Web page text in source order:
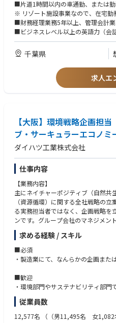
7) その他、CEO・CFOなどマネジ
※近い将来的に、CFOへ昇格可能性
■片道1時間以内の車通勤、または
※ リゾート施設事業なので、在宅勤
■財務経理業務5年以上、管理会計
■ビジネスレベル以上の英語力（会話
■BtC事業(サービス業など)での業務
■プレイングマネジャー経験
■人事・総務・法務領域における相
■コミュニケーション能力が高く、
■エクセルやITに明るく、各種デー
■中小企業又は外資系企業での
る方
■ゴルフ場やホテル等のリゾート施
事務局運営経験
■知名度が上がりつつあるアジア初
ケーションや高級車そのものに関心
【勤務地/通勤について】
■車通勤必須
■クラブ施設近くに転居して車通勤
■住宅補助あり
・月額賃料の 50%（単身は上限 3
が、5 年目以降補助額が低減し、10
▼但し条件あり
・勤務に伴い、転居を行うこと
県在住者もしくは、千葉県外在住者
※引っ越しを伴う場合は、荷造り費
▼下記にお住まいの方については、
千葉県
求人エ
【大阪】環境戦略企画担
ブ・サーキュラーエコノミ
ダイハツ工業株式会社
仕事内容
【業務内容】
主にネイチャーポジティブ（自然共
（資源循環）に関する全社戦略の
る実務担当者ではなく、企画戦略を
ンです。グループ会社のマネジメン
界団体・政府機関との折衝など、幅
ーションを通じて、環境戦略を実現
【入社後のキャリアパス】
きます。その後、徐々に戦略立案や
だきます。将来的には、管理職候
す。当室では、次世代の人材育成を
とで着実にキャリアを積んでいただ
求める経験 / スキル
■必須
・製造業にて、なんらかの企画ま
■歓迎
・環境部門やサステナビリティ部
ラーエコノミー、ネイチャーポジテ
・自動車業界での就業経験をお持ちの
・多様なステークホルダーとのコミ
従業員数
12,577名 （（男11,495名 女1,082